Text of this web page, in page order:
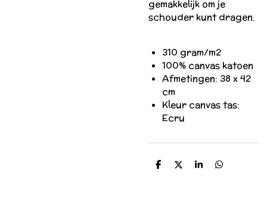
gemakkelijk om je
schouder kunt dragen.
310 gram/m2
100% canvas katoen
Afmetingen: 38 x 42
cm
Kleur canvas tas:
Ecru
D D S D